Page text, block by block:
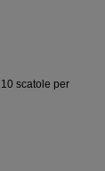
scatole per